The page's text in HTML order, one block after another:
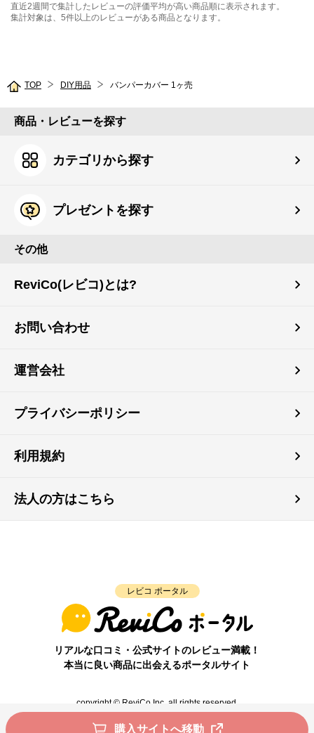
購入サイトへ移動
直近2週間で集計したレビューの評価平均が高い商品順に表示されます。
集計対象は、5件以上のレビューがある商品となります。
TOP DIY用品 バンパーカバー 1ヶ売
商品・レビューを探す
カテゴリから探す
プレゼントを探す
その他
ReviCo(レビコ)とは?
お問い合わせ
運営会社
プライバシーポリシー
利用規約
法人の方はこちら
レビコ ポータル
リアルな口コミ・公式サイトのレビュー満載！
本当に良い商品に出会えるポータルサイト
copyright © ReviCo Inc. all rights reserved.